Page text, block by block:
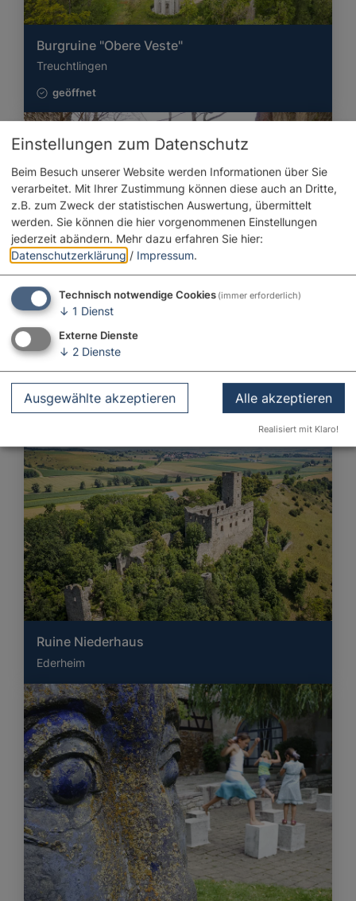
Burgruine "Obere Veste"
Treuchtlingen
geöffnet
Ruine Hochhaus
Ruine Niederhaus
Ederheim
Einstellungen zum Datenschutz
Beim Besuch unserer Website werden Informationen über Sie
verarbeitet. Mit Ihrer Zustimmung können diese auch an Dritte,
z.B. zum Zweck der statistischen Auswertung, übermittelt
werden. Sie können die hier vorgenommenen Einstellungen
jederzeit abändern. Mehr dazu erfahren Sie hier:
Datenschutzerklärung / Impressum.
Technisch notwendige Cookies (immer erforderlich)
↓ 1 Dienst
Externe Dienste
↓ 2 Dienste
Ausgewählte akzeptieren Alle akzeptieren
Realisiert mit Klaro!